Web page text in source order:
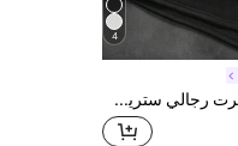
4
PAVTROS تي شيرت رجالي ستريت وير الأكثر مبيعاً بنص إنجليزي ثلاثي الأبعاد من الفوم، مناسب لمهرجانات الموسيقى الخارجية والارتداء اليومي وتجمعات الأصدقاء، هدية للصديق/الزوج، هدية للذكرى السنوية، مقاسات كبيرة